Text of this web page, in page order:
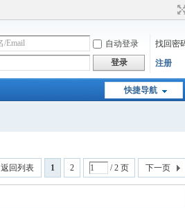
自动登录
找回密
登录 注册
快捷导航
1 2 / 2 页 下一页
返回列表